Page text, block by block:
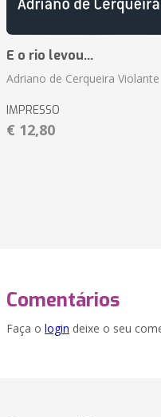
E o rio levou...
Adriano de Cerqueira Violante
IMPRESSO
€ 12,80
Comentários
Faça o login deixe o seu